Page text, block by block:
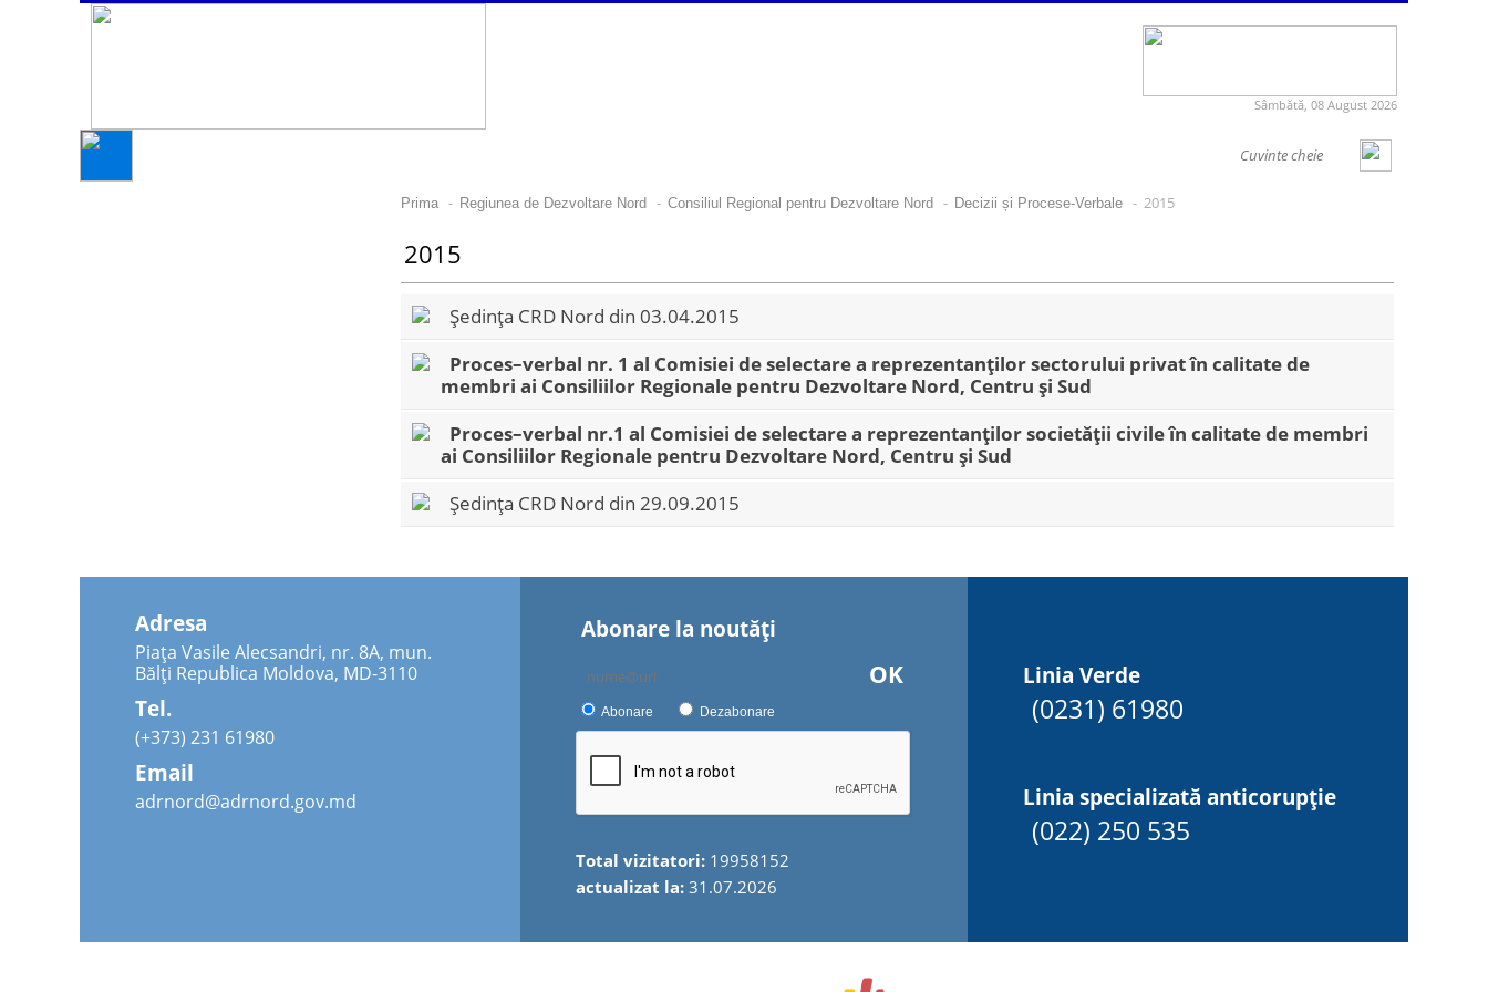
Sâmbătă, 08 August 2026
Prima - Regiunea de Dezvoltare Nord - Consiliul Regional pentru Dezvoltare Nord - Decizii și Procese-Verbale - 2015
2015
Ședința CRD Nord din 03.04.2015
Proces–verbal nr. 1 al Comisiei de selectare a reprezentanților sectorului privat în calitate de
membri ai Consiliilor Regionale pentru Dezvoltare Nord, Centru și Sud
Proces–verbal nr.1 al Comisiei de selectare a reprezentanților societății civile în calitate de membri
ai Consiliilor Regionale pentru Dezvoltare Nord, Centru și Sud
Ședința CRD Nord din 29.09.2015
Adresa
Piața Vasile Alecsandri, nr. 8A, mun.
Bălți Republica Moldova, MD-3110
Tel.
(+373) 231 61980
Email
adrnord@adrnord.gov.md
Abonare la noutăţi
OK
Abonare Dezabonare
Total vizitatori: 19958152
actualizat la: 31.07.2026
Linia Verde
(0231) 61980
Linia specializată anticorupție
(022) 250 535